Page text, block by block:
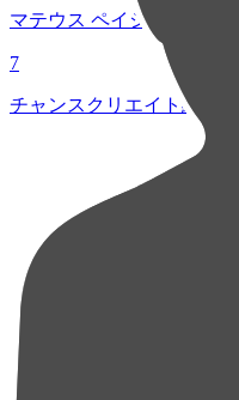
マテウス ペイショット
7
チャンスクリエイト総数